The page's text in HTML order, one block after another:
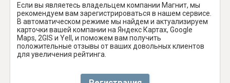
Если вы являетесь владельцем компании Магнит, мы
рекомендуем вам зарегистрироваться в нашем сервисе.
В автоматическом режиме мы найдем и актуализируем
карточки вашей компании на Яндекс Картах, Google
Maps, 2GIS и Yell, и поможем вам получить
положительные отзывы от ваших довольных клиентов
для увеличения рейтинга.